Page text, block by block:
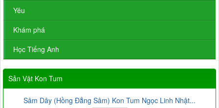
Yêu
Khám phá
Học Tiếng Anh
Sản Vật Kon Tum
Sâm Dây (Hồng Đẳng Sâm) Kon Tum Ngọc Linh Nhật...